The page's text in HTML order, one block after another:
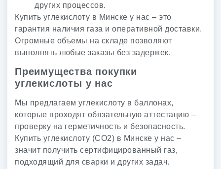
других процессов.
Купить углекислоту в Минске у нас – это
гарантия наличия газа и оперативной доставки.
Огромные объемы на складе позволяют
выполнять любые заказы без задержек.
Преимущества покупки
углекислоты у нас
Мы предлагаем углекислоту в баллонах,
которые проходят обязательную аттестацию –
проверку на герметичность и безопасность.
Купить углекислоту (CO2) в Минске у нас –
значит получить сертифицированный газ,
подходящий для сварки и других задач.